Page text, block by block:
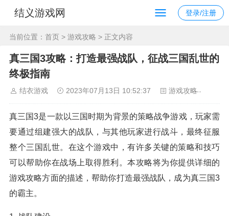
结义游戏网 登录/注册
当前位置： 首页 > 游戏攻略 > 正文内容
真三国3攻略：打造最强战队，征战三国乱世的
终极指南
结衣游戏 2023年07月13日 10:52:37 游戏攻略
真三国3是一款以三国时期为背景的策略战争游戏，玩家需
要通过组建强大的战队，与其他玩家进行战斗，最终征服
整个三国乱世。在这个游戏中，有许多关键的策略和技巧
可以帮助你在战场上取得胜利。本攻略将为你提供详细的
游戏攻略方面的描述，帮助你打造最强战队，成为真三国3
的霸主。